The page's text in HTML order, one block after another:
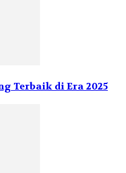
Terbaik di Era 2025